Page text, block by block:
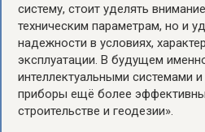
систему, стоит уделять
техническим параметрам, но и
надежности в условиях,
эксплуатации. В будущем
интеллектуальными системами
приборы ещё более
строительстве и геодезии».